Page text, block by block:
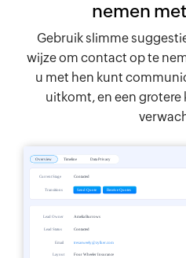
nemen
Gebruik slimme
wijze om contact op te
u met hen kunt
uitkomt, en een